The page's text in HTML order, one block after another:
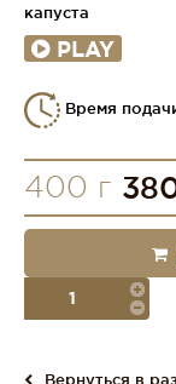
капуста
PLAY
Время
400 г
Вернуться в